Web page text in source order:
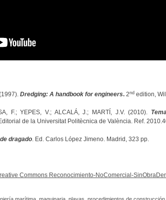
Dredging: A handbook for engineers.2ndedition,
F.; YEPES, V.; ALCALÁ, J.; MARTÍ, J.V. (2010).
de la Universitat Politècnica de València. Ref.
dragado. Ed. Carlos López Jimeno. Madrid, 323 pp.
Commons Reconocimiento-NoComercial-
marítima, maquinaria, playas procedimientos de construcción,